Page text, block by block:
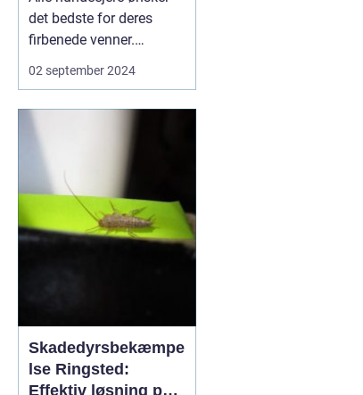
Velvære
det bedste for deres
firbenede venner.
Moderne livsstil
indebærer ofte travle
som kan gøre det en
udfordring at tilbyde sin
hund tilstrækkelig...
02 september 2024
Skadedyrsbekæmpe
lse Ringsted:
Effektiv løsning på